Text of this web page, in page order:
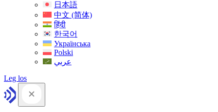
日本語
中文 (简体)
हिंदी
한국어
Українська
Polski
عربي
Leg los